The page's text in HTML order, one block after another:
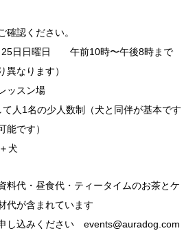
確認ください。
日日曜日 午前10時〜午後8時まで
異なります）
スン場
1名の少人数制（犬と同伴が基本です
能です）
犬
料代・昼食代・ティータイムのお茶とケ
代が含まれています
込みください events@auradog.com